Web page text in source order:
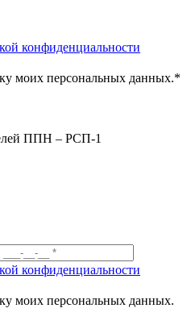
конфиденциальности
моих персональных данных.*
ППН – РСП-1
конфиденциальности
моих персональных данных.